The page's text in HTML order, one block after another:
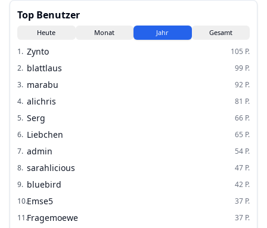
Top Benutzer
Heute Monat Jahr Gesamt
1. Zynto 105 P.
2. blattlaus 99 P.
3. marabu 92 P.
4. alichris 81 P.
5. Serg 66 P.
6. Liebchen 65 P.
7. admin 54 P.
8. sarahlicious 47 P.
9. bluebird 42 P.
10.Emse5 37 P.
11.Fragemoewe 37 P.